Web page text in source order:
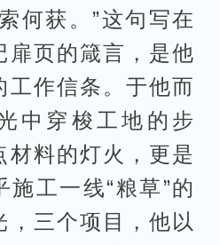
何获。”这句写在
扉页的箴言，是他
工作信条。于他而
中穿梭工地的步
材料的灯火，更是
工一线“粮草”的
，三个项目，他以